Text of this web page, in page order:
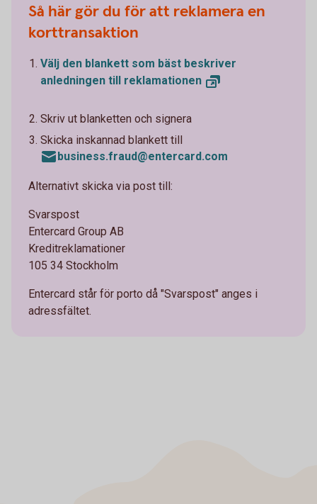
Så här gör du för att reklamera en
korttransaktion
Välj den blankett som bäst beskriver
anledningen till reklamationen
Skriv ut blanketten och signera
Skicka inskannad blankett till
business.fraud@entercard.com
Alternativt skicka via post till:
Svarspost
Entercard Group AB
Kreditreklamationer
105 34 Stockholm
Entercard står för porto då "Svarspost" anges i
adressfältet.